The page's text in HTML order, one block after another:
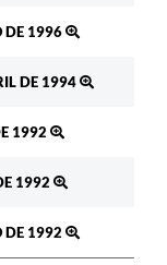
DE 1996
DE 1994
1992
1992
DE 1992